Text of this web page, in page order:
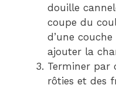
douille
coupe du
d’une
ajouter la
Terminer par
rôties et des